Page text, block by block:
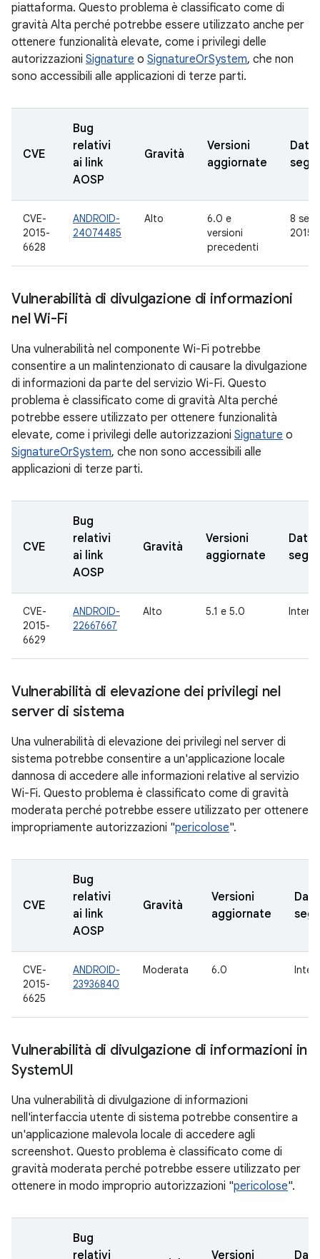
piattaforma. Questo problema è classificato come di
gravità Alta perché potrebbe essere utilizzato anche per
ottenere funzionalità elevate, come i privilegi delle
autorizzazioni Signature o SignatureOrSystem, che non
sono accessibili alle applicazioni di terze parti.
CVE
Bug
relativi
ai link
AOSP
Gravità
Versioni
aggiornate
Data
CVE-
2015-
6628
ANDROID-
24074485
Alto
6.0 e
versioni
precedenti
8
2015
Vulnerabilità di divulgazione di informazioni
nel Wi-Fi
Una vulnerabilità nel componente Wi-Fi potrebbe
consentire a un malintenzionato di causare la divulgazione
di informazioni da parte del servizio Wi-Fi. Questo
problema è classificato come di gravità Alta perché
potrebbe essere utilizzato per ottenere funzionalità
elevate, come i privilegi delle autorizzazioni Signature o
SignatureOrSystem, che non sono accessibili alle
applicazioni di terze parti.
CVE
Bug
relativi
ai link
AOSP
Gravità
Versioni
aggiornate
Data
CVE-
2015-
6629
ANDROID-
22667667
Alto 5.1 e 5.0
Vulnerabilità di elevazione dei privilegi nel
server di sistema
Una vulnerabilità di elevazione dei privilegi nel server di
sistema potrebbe consentire a un'applicazione locale
dannosa di accedere alle informazioni relative al servizio
Wi-Fi. Questo problema è classificato come di gravità
moderata perché potrebbe essere utilizzato per ottenere
impropriamente autorizzazioni "pericolose".
CVE
Bug
relativi
ai link
AOSP
Gravità
Versioni
aggiornate
Data
CVE-
2015-
6625
ANDROID-
23936840
Moderata 6.0
Vulnerabilità di divulgazione di informazioni in
SystemUI
Una vulnerabilità di divulgazione di informazioni
nell'interfaccia utente di sistema potrebbe consentire a
un'applicazione malevola locale di accedere agli
screenshot. Questo problema è classificato come di
gravità moderata perché potrebbe essere utilizzato per
ottenere in modo improprio autorizzazioni "pericolose".
Bug
relativi
Versioni Data